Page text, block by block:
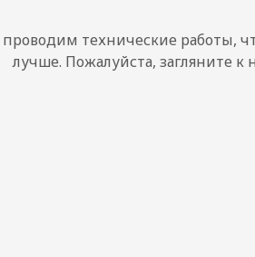
технические работы,
лучше. Пожалуйста, загляните к